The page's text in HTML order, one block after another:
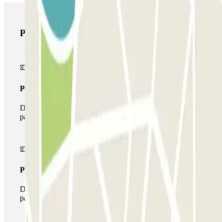
Prodotti di Parclick
Pass unico
Durante il tuo soggiorno potrai entrare e uscire dal
parcheggio una sola volta
Pass multiparking
Durante il tuo soggiorno potrai usufruire dell'intera rete di
parcheggi disponibili su Parclick.